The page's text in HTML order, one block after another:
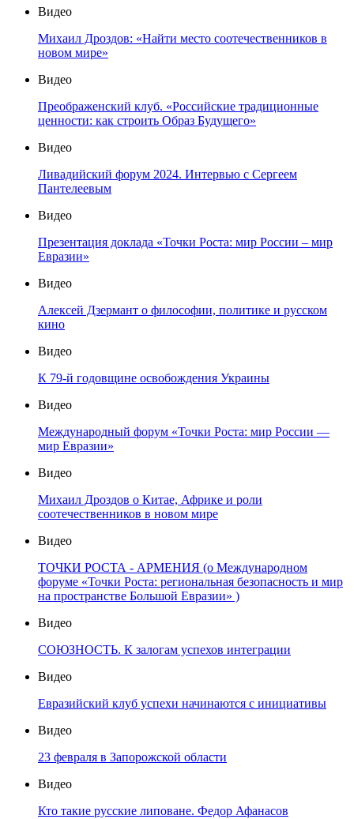
Видео
Михаил Дроздов: «Найти место соотечественников в
новом мире»
Видео
Преображенский клуб. «Российские традиционные
ценности: как строить Образ Будущего»
Видео
Ливадийский форум 2024. Интервью с Сергеем
Пантелеевым
Видео
Презентация доклада «Точки Роста: мир России – мир
Евразии»
Видео
Алексей Дзермант о философии, политике и русском
кино
Видео
К 79-й годовщине освобождения Украины
Видео
Международный форум «Точки Роста: мир России —
мир Евразии»
Видео
Михаил Дроздов о Китае, Африке и роли
соотечественников в новом мире
Видео
ТОЧКИ РОСТА - АРМЕНИЯ (о Международном
форуме «Точки Роста: региональная безопасность и мир
на пространстве Большой Евразии» )
Видео
СОЮЗНОСТЬ. К залогам успехов интеграции
Видео
Евразийский клуб успехи начинаются с инициативы
Видео
23 февраля в Запорожской области
Видео
Кто такие русские липоване. Федор Афанасов